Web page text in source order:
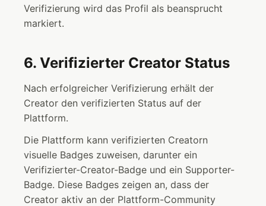
Verifizierung wird das Profil als beansprucht
markiert.
6. Verifizierter Creator Status
Nach erfolgreicher Verifizierung erhält der
Creator den verifizierten Status auf der
Plattform.
Die Plattform kann verifizierten Creatorn
visuelle Badges zuweisen, darunter ein
Verifizierter-Creator-Badge und ein Supporter-
Badge. Diese Badges zeigen an, dass der
Creator aktiv an der Plattform-Community